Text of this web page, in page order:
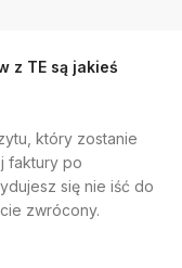
z TE są jakieś
który zostanie
faktury po
się nie iść do
zwrócony.